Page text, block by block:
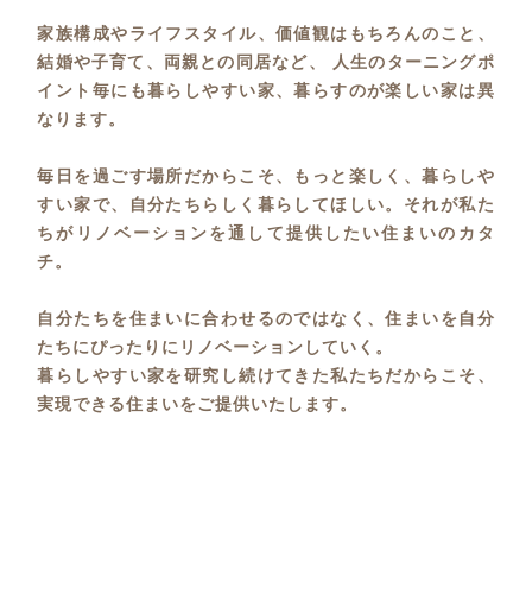
家族構成やライフスタイル、価値観はもちろんのこと、
結婚や子育て、両親との同居など、 人生のターニングポ
イント毎にも暮らしやすい家、暮らすのが楽しい家は異
なります。
毎日を過ごす場所だからこそ、もっと楽しく、暮らしや
すい家で、自分たちらしく暮らしてほしい。それが私た
ちがリノベーションを通して提供したい住まいのカタ
チ。
自分たちを住まいに合わせるのではなく、住まいを自分
たちにぴったりにリノベーションしていく。
暮らしやすい家を研究し続けてきた私たちだからこそ、
実現できる住まいをご提供いたします。